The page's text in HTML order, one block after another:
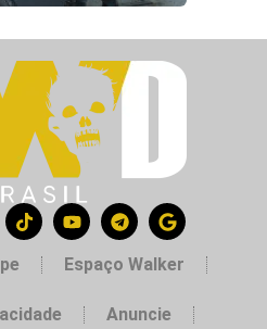
Espaço Walker
Anuncie